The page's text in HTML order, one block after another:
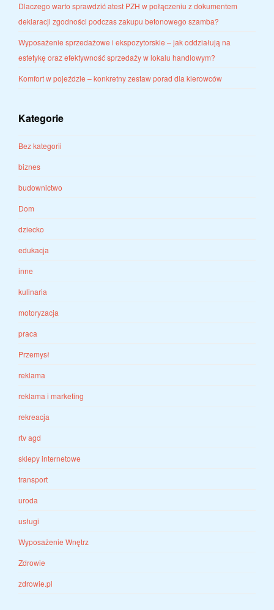
Dlaczego warto sprawdzić atest PZH w połączeniu z dokumentem
deklaracji zgodności podczas zakupu betonowego szamba?
Wyposażenie sprzedażowe i ekspozytorskie – jak oddziałują na
estetykę oraz efektywność sprzedaży w lokalu handlowym?
Komfort w pojeździe – konkretny zestaw porad dla kierowców
Kategorie
Bez kategorii
biznes
budownictwo
Dom
dziecko
edukacja
inne
kulinaria
motoryzacja
praca
Przemysł
reklama
reklama i marketing
rekreacja
rtv agd
sklepy internetowe
transport
uroda
usługi
Wyposażenie Wnętrz
Zdrowie
zdrowie.pl